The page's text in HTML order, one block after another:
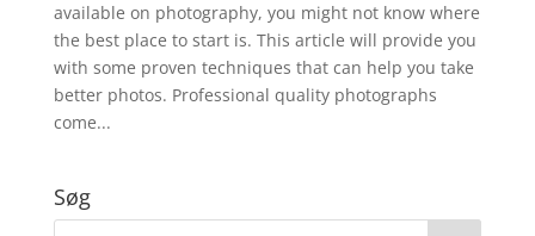
available on photography, you might not know where
the best place to start is. This article will provide you
with some proven techniques that can help you take
better photos. Professional quality photographs
come...
Søg